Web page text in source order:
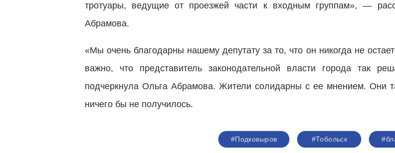
тротуары, ведущие от проезжей части к входным группам», —
Абрамова.
«Мы очень благодарны нашему депутату за то, что он никогда не
важно, что представитель законодательной власти города так
подчеркнула Ольга Абрамова. Жители солидарны с ее мнением. Они
ничего бы не получилось.
#Подковыров #Тобольск